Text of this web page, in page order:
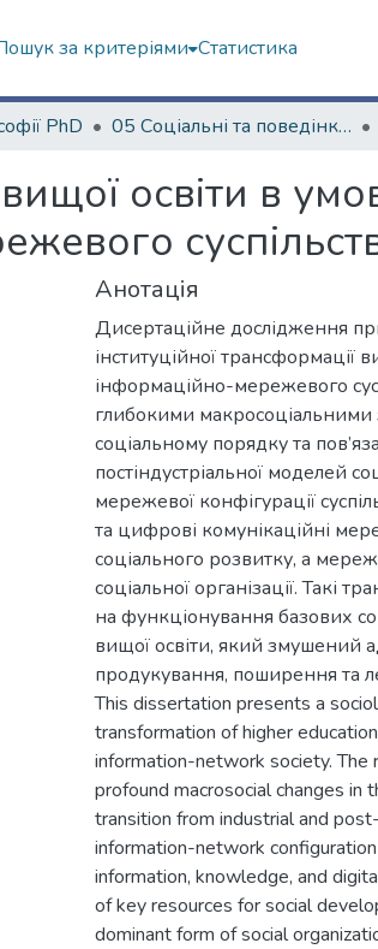
за критеріями Статистика
PhD 05 Соціальні та поведінкові науки
вищої освіти в
Анотація
Дисертаційне дослідження
інституційної трансформації
інформаційно-мережевого
глибокими макросоціальними
соціальному порядку та
постіндустріальної моделей
мережевої конфігурації
та цифрові комунікаційні
соціального розвитку, а
соціальної організації. Такі
на функціонування базових
вищої освіти, який змушений
продукування, поширення та
This dissertation presents a
transformation of higher
information-network society. The
profound macrosocial changes
transition from industrial and
information-network
information, knowledge, and
of key resources for social
dominant form of social